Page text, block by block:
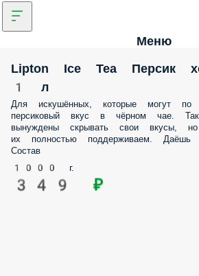
Меню
Lipton Ice Tea Персик
1 л
Для искушённых, которые могут по
персиковый вкус в чёрном чае.
вынуждены скрывать свои вкусы,
их полностью поддерживаем.
Состав
1000 г.
349 ₽